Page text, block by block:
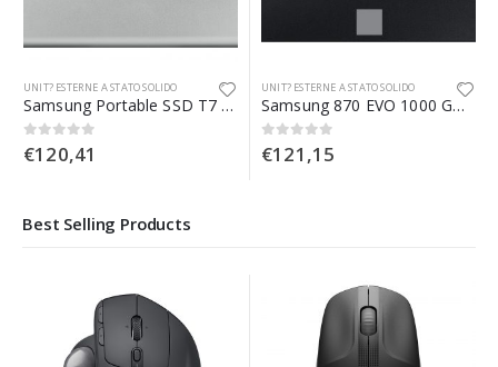
UNIT? ESTERNE A STATO SOLIDO
Samsung Portable SSD T7 Touch USB 3.2 500GB Silver
0Su 5
€120,41
UNIT? ESTERNE A STATO SOLIDO
Samsung 870 EVO 1000 GB Nero
0Su 5
€121,15
Best Selling Products